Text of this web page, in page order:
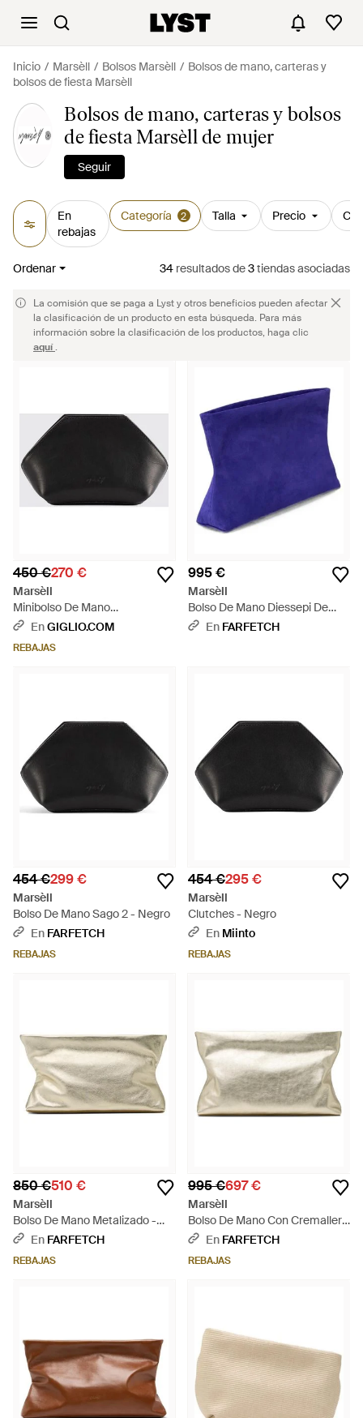
Inicio Marsèll Bolsos Marsèll
Bolsos de mano, carteras y
bolsos de fiesta Marsèll
Bolsos de mano, carteras y bolsos
de fiesta Marsèll de mujer
Seguir
En
rebajas
Categoría 2 Talla Precio
Ordenar 34 resultadosde3tiendas asociadas
La comisión que se paga a Lyst y otros beneficios pueden afectar
la clasificación de un producto en esta búsqueda. Para más
información sobre la clasificación de los productos, haga clic
aquí.
450 €270 €
Marsèll
Minibolso De Mano
Acampanado Sago 2 De Piel
EnGIGLIO.COM
REBAJAS
995 €
Marsèll
Bolso De Mano Diessepi De
Ante - Azul
En FARFETCH
454 €299 €
Marsèll
Bolso De Mano Sago 2 - Negro
En FARFETCH
REBAJAS
454 €295 €
Marsèll
Clutches - Negro
En Miinto
REBAJAS
850 €510 €
Marsèll
Bolso De Mano Metalizado -
Neutro
En FARFETCH
REBAJAS
995 €697 €
Marsèll
Bolso De Mano Con Cremallera
- Neutro
En FARFETCH
REBAJAS